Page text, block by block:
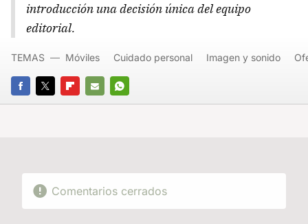
introducción una decisión única del equipo
editorial.
FACEBOOK
TWITTERFLIPBOARD
E-
WHATSAPP
TEMAS Móviles Cuidado personal Imagen y sonido
Comentarios cerrados